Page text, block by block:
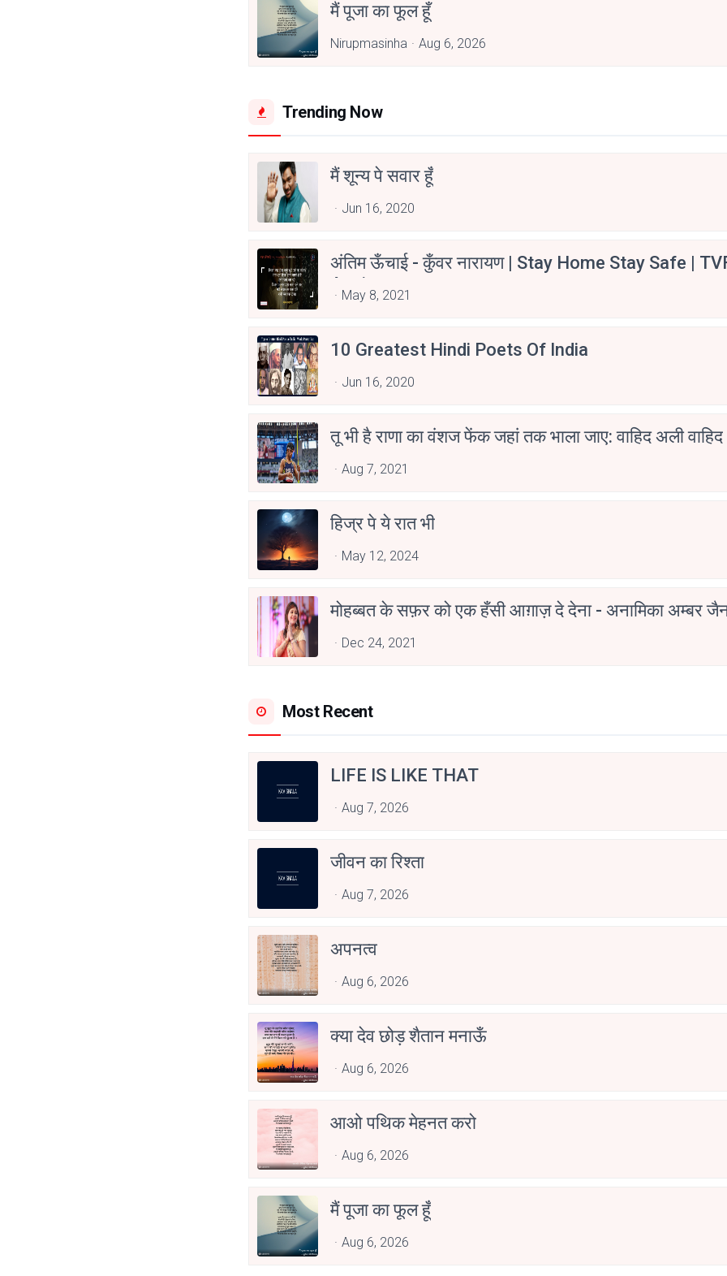
मैं पूजा का फूल हूँ
Nirupmasinha Aug 6, 2026
Trending Now
मैं शून्य पे सवार हूँ
Jun 16, 2020
अंतिम ऊँचाई - कुँवर नारायण | Stay Home Stay Safe |
Aspirants
May 8, 2021
10 Greatest Hindi Poets Of India
Jun 16, 2020
तू भी है राणा का वंशज फेंक जहां तक भाला जाए: वाहिद अली वाहिद
Aug 7, 2021
हिज्र पे ये रात भी
May 12, 2024
मोहब्बत के सफ़र को एक हँसी आग़ाज़ दे देना - अनामिका अम्बर
Dec 24, 2021
Most Recent
LIFE IS LIKE THAT
Aug 7, 2026
जीवन का रिश्ता
Aug 7, 2026
अपनत्व
Aug 6, 2026
क्या देव छोड़ शैतान मनाऊँ
Aug 6, 2026
आओ पथिक मेहनत करो
Aug 6, 2026
मैं पूजा का फूल हूँ
Aug 6, 2026